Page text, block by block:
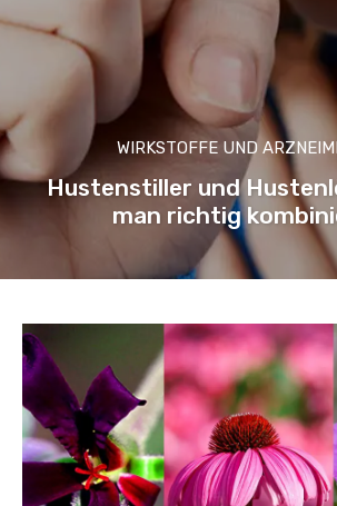
WIRKSTOFFE UND
Hustenstiller und
man richtig